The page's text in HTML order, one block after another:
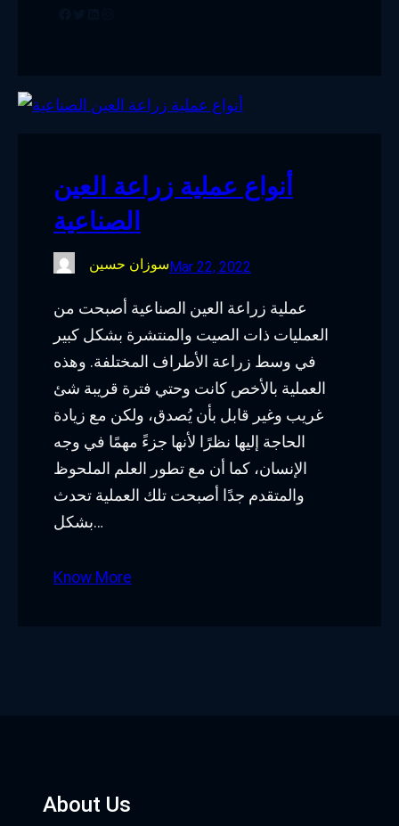
أنواع عملية زراعة العين
الصناعية
سوزان حسينMar 22, 2022
عملية زراعة العين الصناعية أصبحت من
العمليات ذات الصيت والمنتشرة بشكل كبير
في وسط زراعة الأطراف المختلفة. وهذه
العملية بالأخص كانت وحتي فترة قريبة شئ
غريب وغير قابل بأن يُصدق، ولكن مع زيادة
الحاجة إليها نظرًا لأنها جزءً مهمًا في وجه
الإنسان، كما أن مع تطور العلم الملحوظ
والمتقدم جدًا أصبحت تلك العملية تحدث
بشكل…
Know More
About Us